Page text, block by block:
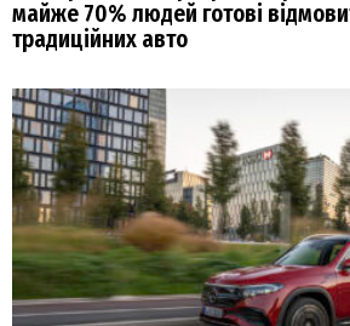
майже 70% людей готові
традиційних авто